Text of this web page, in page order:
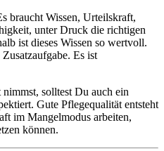
braucht Wissen, Urteilskraft,
unter Druck die richtigen
ist dieses Wissen so wertvoll.
Es ist
solltest Du auch ein
Gute Pflegequalität entsteht
im Mangelmodus arbeiten,
können.